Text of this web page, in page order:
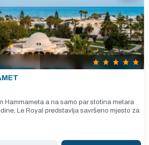
Hammameta a na samo par stotina metara
Le Royal predstavlja savršeno mjesto za